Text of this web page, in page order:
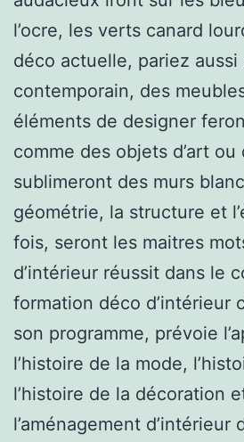
l’ocre, les verts canard
déco actuelle, pariez
contemporain, des
éléments de designer
comme des objets d’art
sublimeront des murs
géométrie, la structure et
fois, seront les maitres
d’intérieur réussit dans le
formation déco d’intérieur
son programme, prévoie
l’histoire de la mode,
l’histoire de la décoration
l’aménagement